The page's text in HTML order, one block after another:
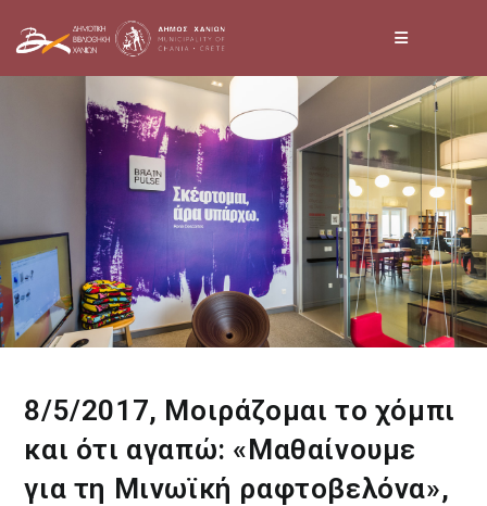
8/5/2017, Μοιράζομαι το χόμπι
και ότι αγαπώ: «Μαθαίνουμε
για τη Mινωϊκή ραφτοβελόνα»,